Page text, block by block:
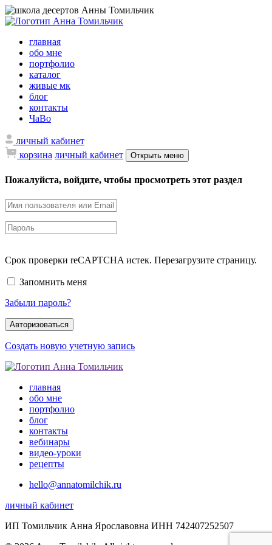
главная
обо мне
портфолио
каталог
живые мк
блог
контакты
ЧаВо
личный кабинет
корзина личный кабинет Открыть меню
Пожалуйста, войдите, чтобы просмотреть этот раздел
Срок проверки reCAPTCHA истек. Перезагрузите страницу.
Запомнить меня
Забыли пароль?
Создать новую учетную запись
главная
обо мне
портфолио
блог
контакты
вебинары
видео-уроки
рецепты
hello@annatomilchik.ru
личный кабинет
ИП Томильчик Анна Ярославовна ИНН 742407252507